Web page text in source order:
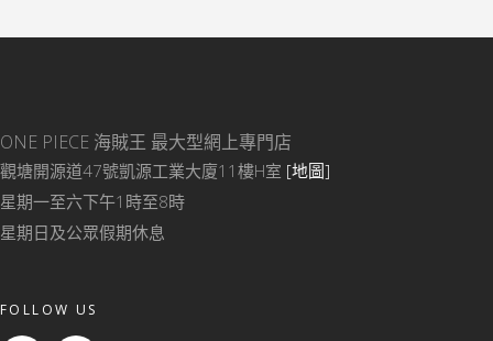
ONE PIECE 海賊王 最大型網上專門店
觀塘開源道47號凱源工業大廈11樓H室 [地圖]
星期一至六下午1時至8時
星期日及公眾假期休息
FOLLOW US